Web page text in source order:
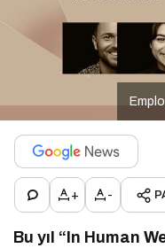
+ -
Bu yıl “In Human